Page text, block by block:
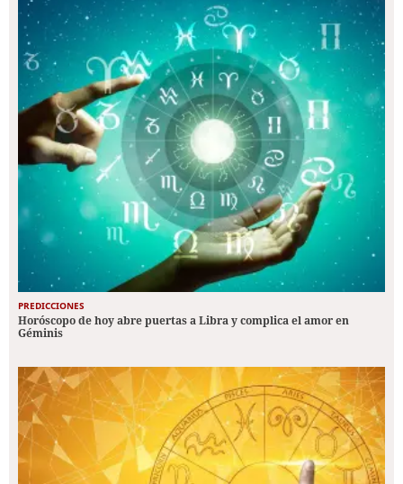
PREDICCIONES
Horóscopo de hoy abre puertas a Libra y complica el amor en
Géminis